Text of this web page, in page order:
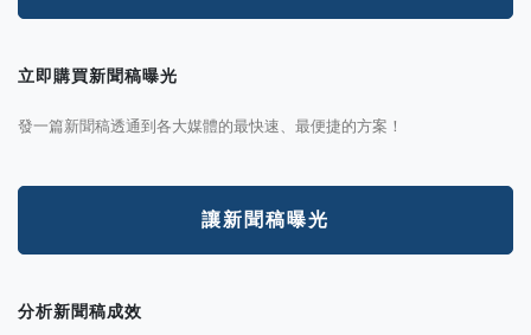
立即購買新聞稿曝光
發一篇新聞稿透通到各大媒體的最快速、最便捷的方案！
讓新聞稿曝光
分析新聞稿成效